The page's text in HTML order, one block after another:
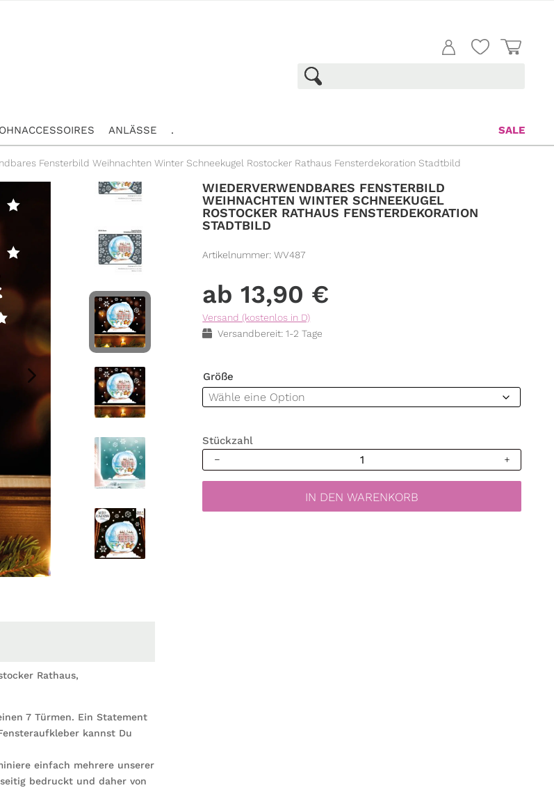
ANLÄSSE SALE
.
Fensterbild Weihnachten Winter Schneekugel Rostocker Rathaus Fensterdekoration Stadtbild
WIEDERVERWENDBARES FENSTERBILD
WEIHNACHTEN WINTER SCHNEEKUGEL
ROSTOCKER RATHAUS FENSTERDEKORATION
STADTBILD
Artikelnummer: WV487
13,90 €
Versand (kostenlos in D)
Versandbereit: 1-2 Tage
Größe
Stückzahl
Wiederverwendbares
Fensterbild
IN DEN WARENKORB
Rathaus,
7 Türmen. Ein Statement
kannst Du
einfach mehrere unserer
bedruckt und daher von